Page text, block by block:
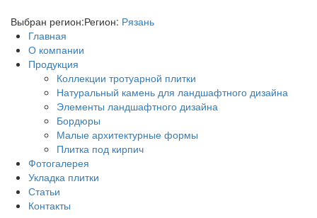
Выбран регион:Регион: Рязань
Главная
О компании
Продукция
Коллекции тротуарной плитки
Натуральный камень для ландшафтного дизайна
Элементы ландшафтного дизайна
Бордюры
Малые архитектурные формы
Плитка под кирпич
Фотогалерея
Укладка плитки
Статьи
Контакты